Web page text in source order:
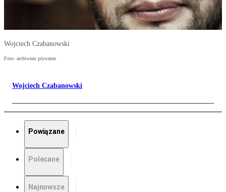
Wojciech Czabanowski
Foto: archiwum prywatne
Wojciech Czabanowski
Powiązane
Polecane
Najnowsze